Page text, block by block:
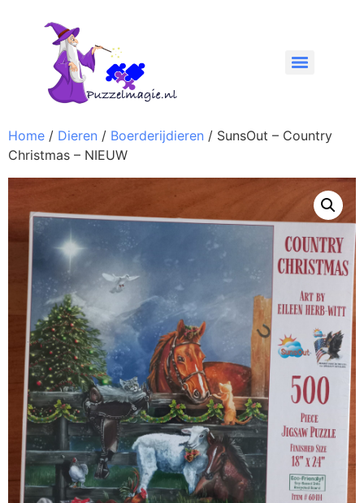
Home / Dieren / Boerderijdieren / SunsOut – Country
Christmas – NIEUW